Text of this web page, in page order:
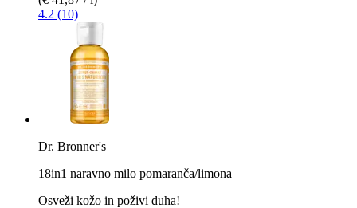
4.2 (10)
Dr. Bronner's
18in1 naravno milo pomaranča/limona
Osveži kožo in poživi duha!